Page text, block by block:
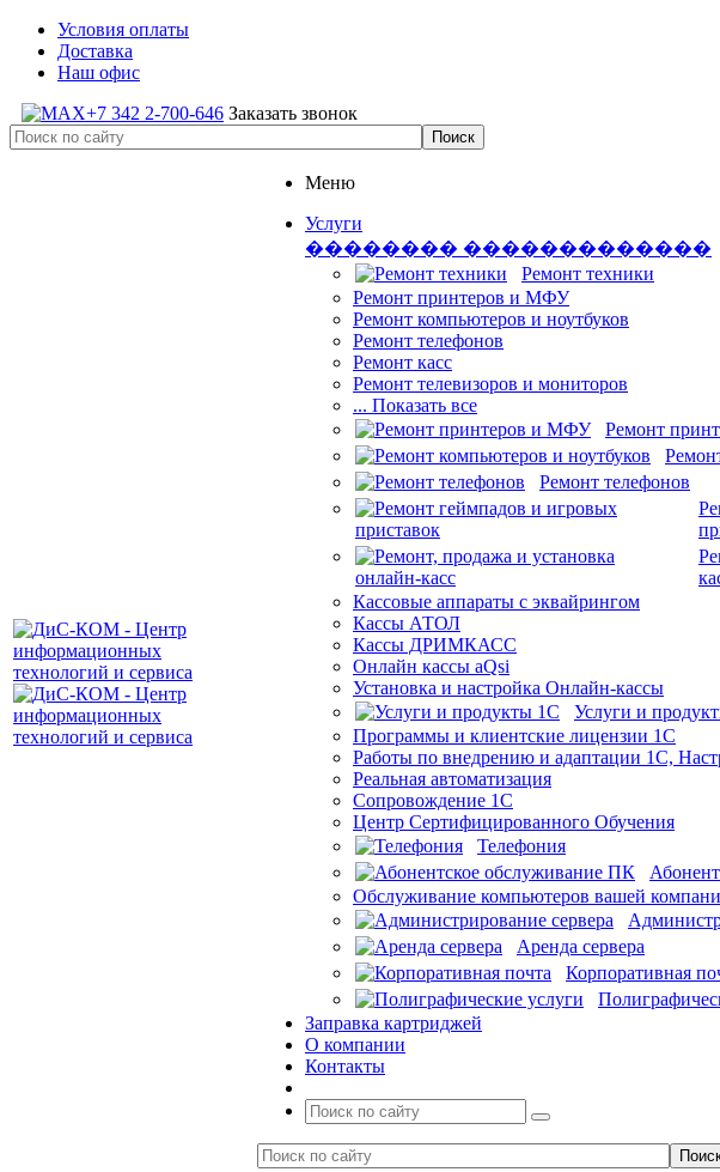
Условия оплаты
Доставка
Наш офис
+7 342 2-700-646 Заказать звонок
Меню
Услуги
�������� �������������
Ремонт техники
Ремонт принтеров и МФУ
Ремонт компьютеров и ноутбуков
Ремонт телефонов
Ремонт касс
Ремонт телевизоров и мониторов
... Показать все
Ремонт
Ремонт телефонов
Кассовые аппараты с эквайрингом
Кассы АТОЛ
Кассы ДРИМКАСС
Онлайн кассы aQsi
Установка и настройка Онлайн-кассы
Услуги и
Программы и клиентские лицензии 1С
Работы по внедрению и адаптации 1С,
Реальная автоматизация
Сопровождение 1С
Центр Сертифицированного Обучения
Телефония
Обслуживание компьютеров вашей
Аренда сервера
Корпоративная
Заправка картриджей
О компании
Контакты